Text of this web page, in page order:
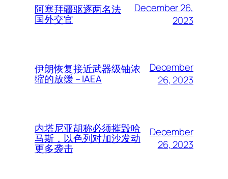
阿塞拜疆驱逐两名法
国外交官
December 26,
2023
伊朗恢复接近武器级铀浓
缩的放缓 – IAEA
December
26, 2023
内塔尼亚胡称必须摧毁哈
马斯，以色列对加沙发动
更多袭击
December
26, 2023